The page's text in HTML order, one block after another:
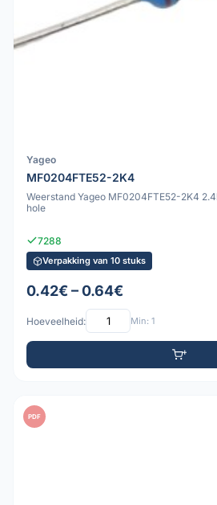
Yageo
MF0204FTE52-2K4
Weerstand Yageo MF0204FTE52-2K4
hole
7288
Verpakking van 10 stuks
0.42€ – 0.64€
Hoeveelheid: Min: 1
PDF